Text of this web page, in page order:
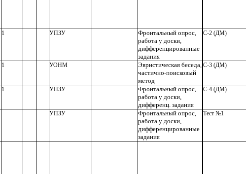
1 УПЗУ
Фронтальный опрос,
работа у доски,
дифференцированные
задания
С-2 (ДМ)
1 УОНМ
Эвристическая беседа,
частично-поисковый
метод
С-3 (ДМ)
1 УПЗУ
Фронтальный опрос,
работа у доски,
дифференц. задания
С-4 (ДМ)
УПЗУ
Фронтальный опрос,
работа у доски,
дифференцированные
задания
Тест №1